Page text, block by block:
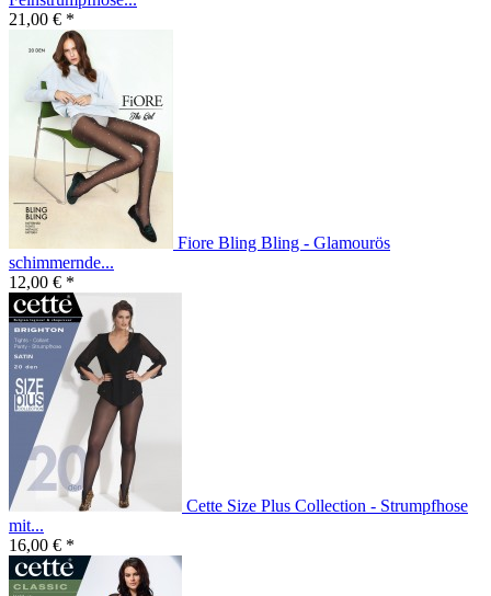
21,00 € *
Fiore Bling Bling - Glamourös
schimmernde...
12,00 € *
Cette Size Plus Collection - Strumpfhose
mit...
16,00 € *